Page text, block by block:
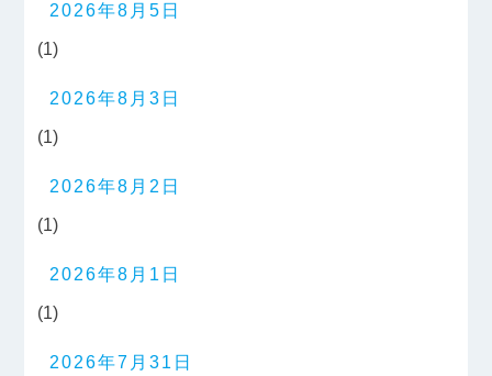
2026年8月5日
(1)
2026年8月3日
(1)
2026年8月2日
(1)
2026年8月1日
(1)
2026年7月31日